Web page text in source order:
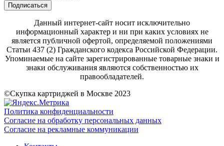
Подписаться
Данный интернет-сайт носит исключительно
информационный характер и ни при каких условиях не
является публичной офертой, определяемой положениями
Статьи 437 (2) Гражданского кодекса Российской Федерации.
Упоминаемые на сайте зарегистрированные товарные знаки и
знаки обслуживания являются собственностью их
правообладателей.
©Скупка картриджей в Москве 2023
Политика конфиденциальности
Согласие на обработку персональных данных
Согласие на рекламные коммуникации